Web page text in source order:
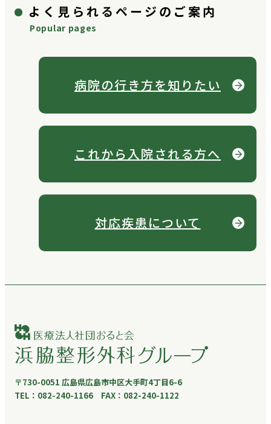
よく見られるページのご案内
Popular pages
病院の行き方を知りたい
これから入院される方へ
対応疾患について
〒730-0051 広島県広島市中区大手町4丁目6-6
TEL：082-240-1166 FAX：082-240-1122